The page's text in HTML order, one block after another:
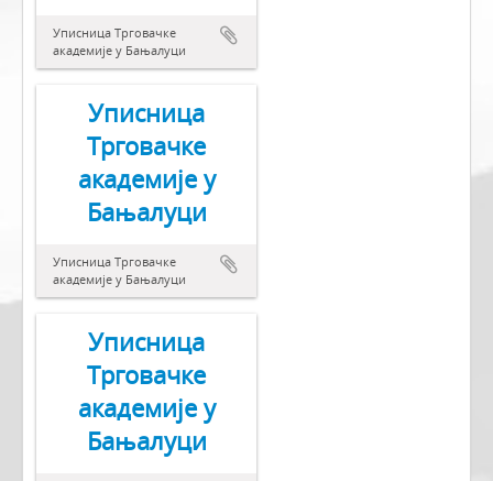
Уписница Трговачке
академије у Бањалуци
Уписница
Трговачке
академије у
Бањалуци
Уписница Трговачке
академије у Бањалуци
Уписница
Трговачке
академије у
Бањалуци